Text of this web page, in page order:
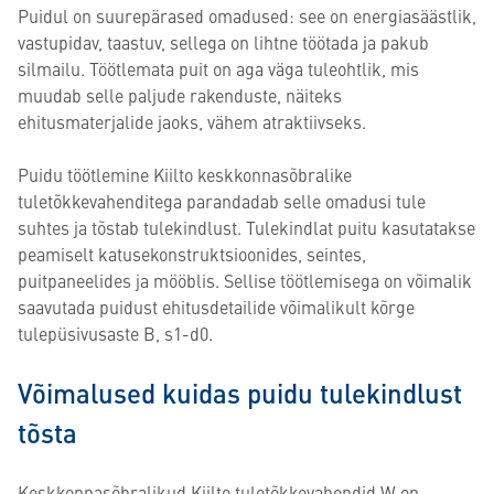
Puidul on suurepärased omadused: see on energiasäästlik,
vastupidav, taastuv, sellega on lihtne töötada ja pakub
silmailu. Töötlemata puit on aga väga tuleohtlik, mis
muudab selle paljude rakenduste, näiteks
ehitusmaterjalide jaoks, vähem atraktiivseks.
Puidu töötlemine Kiilto keskkonnasõbralike
tuletõkkevahenditega parandadab selle omadusi tule
suhtes ja tõstab tulekindlust. Tulekindlat puitu kasutatakse
peamiselt katusekonstruktsioonides, seintes,
puitpaneelides ja mööblis. Sellise töötlemisega on võimalik
saavutada puidust ehitusdetailide võimalikult kõrge
tulepüsivusaste B, s1-d0.
Võimalused kuidas puidu tulekindlust
tõsta